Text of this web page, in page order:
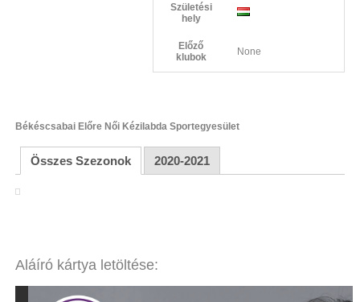
Születési
hely
Előző
klubok
None
Békéscsabai Előre Női Kézilabda Sportegyesület
Összes Szezonok 2020-2021
Aláíró kártya letöltése: